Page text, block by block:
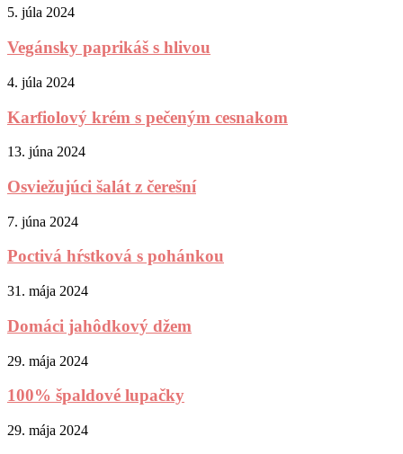
5. júla 2024
Vegánsky paprikáš s hlivou
4. júla 2024
Karfiolový krém s pečeným cesnakom
13. júna 2024
Osviežujúci šalát z čerešní
7. júna 2024
Poctivá hŕstková s pohánkou
31. mája 2024
Domáci jahôdkový džem
29. mája 2024
100% špaldové lupačky
29. mája 2024